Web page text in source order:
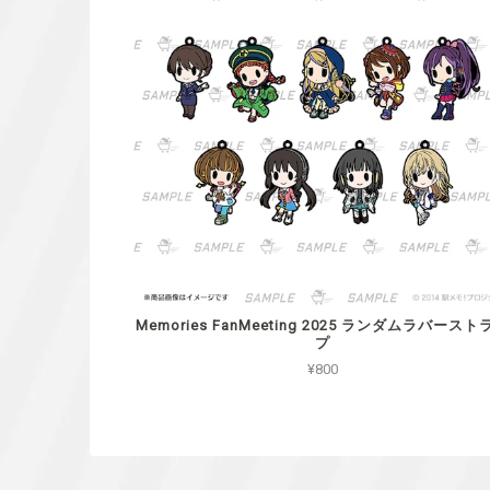
Memories FanMeeting 2025 ランダムラバースト
プ
¥800